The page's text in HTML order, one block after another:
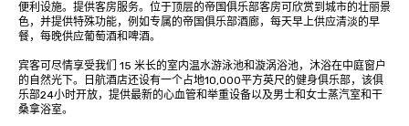
便利设施。提供客房服务。位于顶层的帝国俱乐部客房可欣赏到城市的壮丽景
色，并提供特殊功能，例如专属的帝国俱乐部酒廊，每天早上供应清淡的早
餐，每晚供应葡萄酒和啤酒。
宾客可尽情享受我们 15 米长的室内温水游泳池和漩涡浴池，沐浴在中庭窗户
的自然光下。日航酒店还设有一个占地10,000平方英尺的健身俱乐部，该俱
乐部24小时开放，提供最新的心血管和举重设备以及男士和女士蒸汽室和干
桑拿浴室。